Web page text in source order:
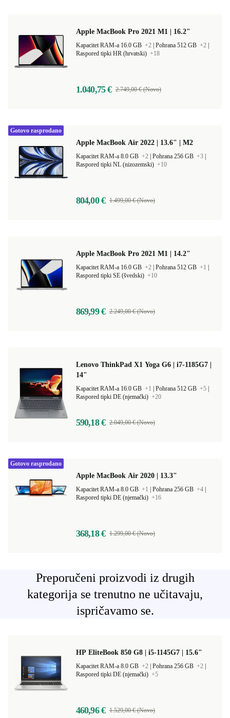
Apple MacBook Pro 2021 M1 | 16.2"
Kapacitet RAM-a 16.0 GB +2 Pohrana 512 GB +2
Raspored tipki HR (hrvatski) +18
1.040,75 € 2.749,00 € (Novo)
Apple MacBook Air 2022 | 13.6" | M2
Kapacitet RAM-a 8.0 GB +2 Pohrana 256 GB +3
Raspored tipki NL (nizozemski) +10
804,00 € 1.499,00 € (Novo)
Gotovo rasprodano
Apple MacBook Pro 2021 M1 | 14.2"
Kapacitet RAM-a 16.0 GB +2 Pohrana 512 GB +1
Raspored tipki SE (švedski) +10
869,99 € 2.249,00 € (Novo)
Lenovo ThinkPad X1 Yoga G6 | i7-1185G7 |
14"
Kapacitet RAM-a 16.0 GB +1 Pohrana 512 GB +5
Raspored tipki DE (njemački) +20
590,18 € 2.049,00 € (Novo)
Apple MacBook Air 2020 | 13.3"
Kapacitet RAM-a 8.0 GB +1 Pohrana 256 GB +4
Raspored tipki DE (njemački) +16
368,18 € 1.299,00 € (Novo)
Gotovo rasprodano
Preporučeni proizvodi iz drugih
kategorija se trenutno ne učitavaju,
ispričavamo se.
HP EliteBook 850 G8 | i5-1145G7 | 15.6"
Kapacitet RAM-a 8.0 GB +2 Pohrana 256 GB +2
Raspored tipki DE (njemački) +5
460,96 € 1.529,00 € (Novo)